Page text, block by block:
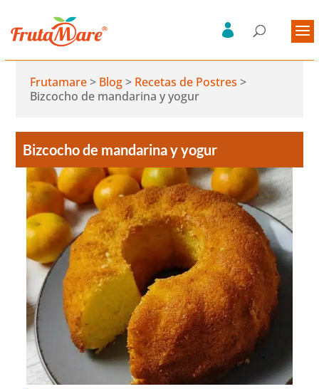
Frutamare> Blog> Recetas de Postres >
Bizcocho de mandarina y yogur
Bizcocho de mandarina y yogur